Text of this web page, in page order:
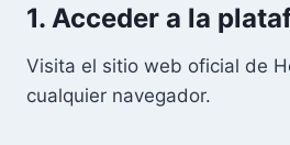
1. Acceder a la
Visita el sitio web oficial de
cualquier navegador.